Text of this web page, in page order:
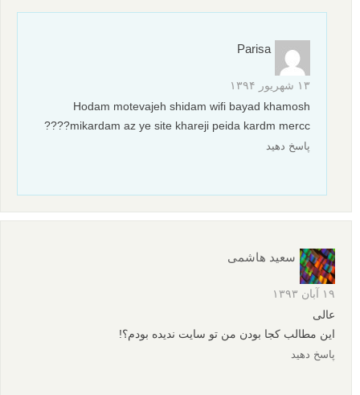
Parisa
۱۳ شهریور ۱۳۹۴
Hodam motevajeh shidam wifi bayad khamosh
mikardam az ye site khareji peida kardm mercc????
پاسخ دهید
سعید هاشمی
۱۹ آبان ۱۳۹۳
عالی
این مطالب کجا بودن من تو سایت ندیده بودم؟!
پاسخ دهید